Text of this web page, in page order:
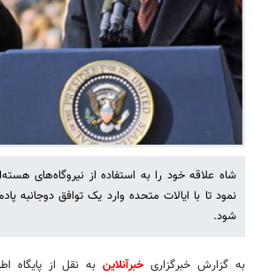
شاه علاقه خود را به استفاده از نیروگاه‌های
نمود تا با ایالات متحده وارد یک توافق دوجانبه
شود.
به گزارش خبرگزاریخبرآنلاینبه نقل از پایگاه